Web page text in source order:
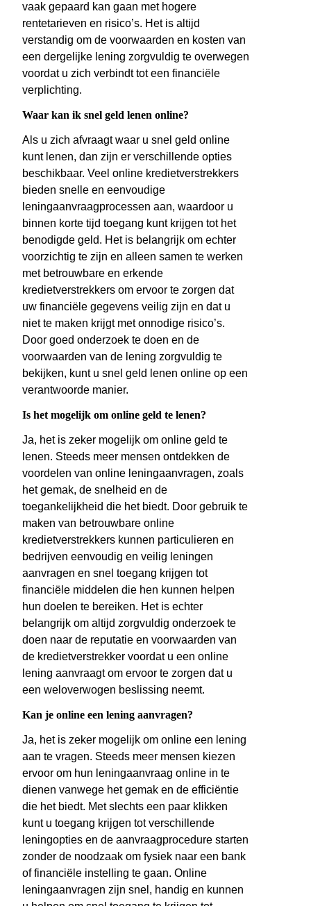
vaak gepaard kan gaan met hogere
rentetarieven en risico’s. Het is altijd
verstandig om de voorwaarden en kosten van
een dergelijke lening zorgvuldig te overwegen
voordat u zich verbindt tot een financiële
verplichting.
Waar kan ik snel geld lenen online?
Als u zich afvraagt waar u snel geld online
kunt lenen, dan zijn er verschillende opties
beschikbaar. Veel online kredietverstrekkers
bieden snelle en eenvoudige
leningaanvraagprocessen aan, waardoor u
binnen korte tijd toegang kunt krijgen tot het
benodigde geld. Het is belangrijk om echter
voorzichtig te zijn en alleen samen te werken
met betrouwbare en erkende
kredietverstrekkers om ervoor te zorgen dat
uw financiële gegevens veilig zijn en dat u
niet te maken krijgt met onnodige risico’s.
Door goed onderzoek te doen en de
voorwaarden van de lening zorgvuldig te
bekijken, kunt u snel geld lenen online op een
verantwoorde manier.
Is het mogelijk om online geld te lenen?
Ja, het is zeker mogelijk om online geld te
lenen. Steeds meer mensen ontdekken de
voordelen van online leningaanvragen, zoals
het gemak, de snelheid en de
toegankelijkheid die het biedt. Door gebruik te
maken van betrouwbare online
kredietverstrekkers kunnen particulieren en
bedrijven eenvoudig en veilig leningen
aanvragen en snel toegang krijgen tot
financiële middelen die hen kunnen helpen
hun doelen te bereiken. Het is echter
belangrijk om altijd zorgvuldig onderzoek te
doen naar de reputatie en voorwaarden van
de kredietverstrekker voordat u een online
lening aanvraagt om ervoor te zorgen dat u
een weloverwogen beslissing neemt.
Kan je online een lening aanvragen?
Ja, het is zeker mogelijk om online een lening
aan te vragen. Steeds meer mensen kiezen
ervoor om hun leningaanvraag online in te
dienen vanwege het gemak en de efficiëntie
die het biedt. Met slechts een paar klikken
kunt u toegang krijgen tot verschillende
leningopties en de aanvraagprocedure starten
zonder de noodzaak om fysiek naar een bank
of financiële instelling te gaan. Online
leningaanvragen zijn snel, handig en kunnen